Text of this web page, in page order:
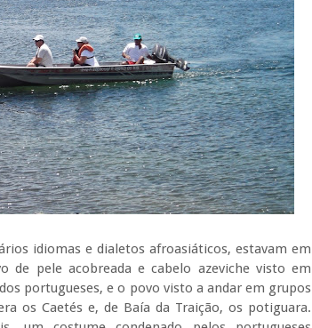
idiomas e dialetos afroasiáticos, estavam em
de pele acobreada e cabelo azeviche visto em
portugueses, e o povo visto a andar em grupos
os Caetés e, de Baía da Traição, os potiguara.